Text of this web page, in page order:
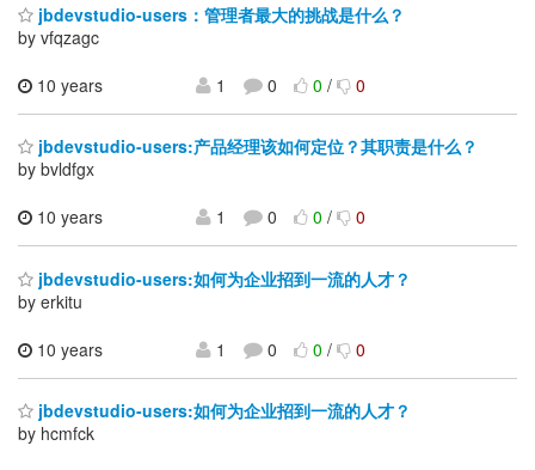
jbdevstudio-users：管理者最大的挑战是什么？
by vfqzagc
10 years
1 0 0/ 0
jbdevstudio-users:产品经理该如何定位？其职责是什么？
by bvldfgx
10 years
1 0 0/ 0
jbdevstudio-users:如何为企业招到一流的人才？
by erkitu
10 years
1 0 0/ 0
jbdevstudio-users:如何为企业招到一流的人才？
by hcmfck